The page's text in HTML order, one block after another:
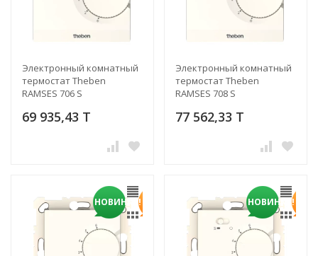
Электронный комнатный
термостат Theben
RAMSES 706 S
69 935,43 T
Электронный комнатный
термостат Theben
RAMSES 708 S
77 562,33 T
НОВИНКА! НОВИНКА!